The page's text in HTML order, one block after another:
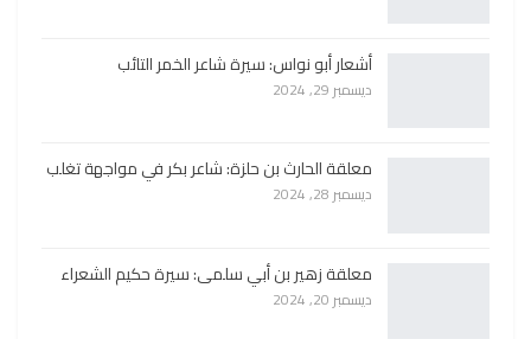
أشعار أبو نواس: سيرة شاعر الخمر التائب
ديسمبر 29, 2024
معلقة الحارث بن حلزة: شاعر بكر في مواجهة تغلب
ديسمبر 28, 2024
معلقة زهير بن أبي سلمى: سيرة حكيم الشعراء
ديسمبر 20, 2024